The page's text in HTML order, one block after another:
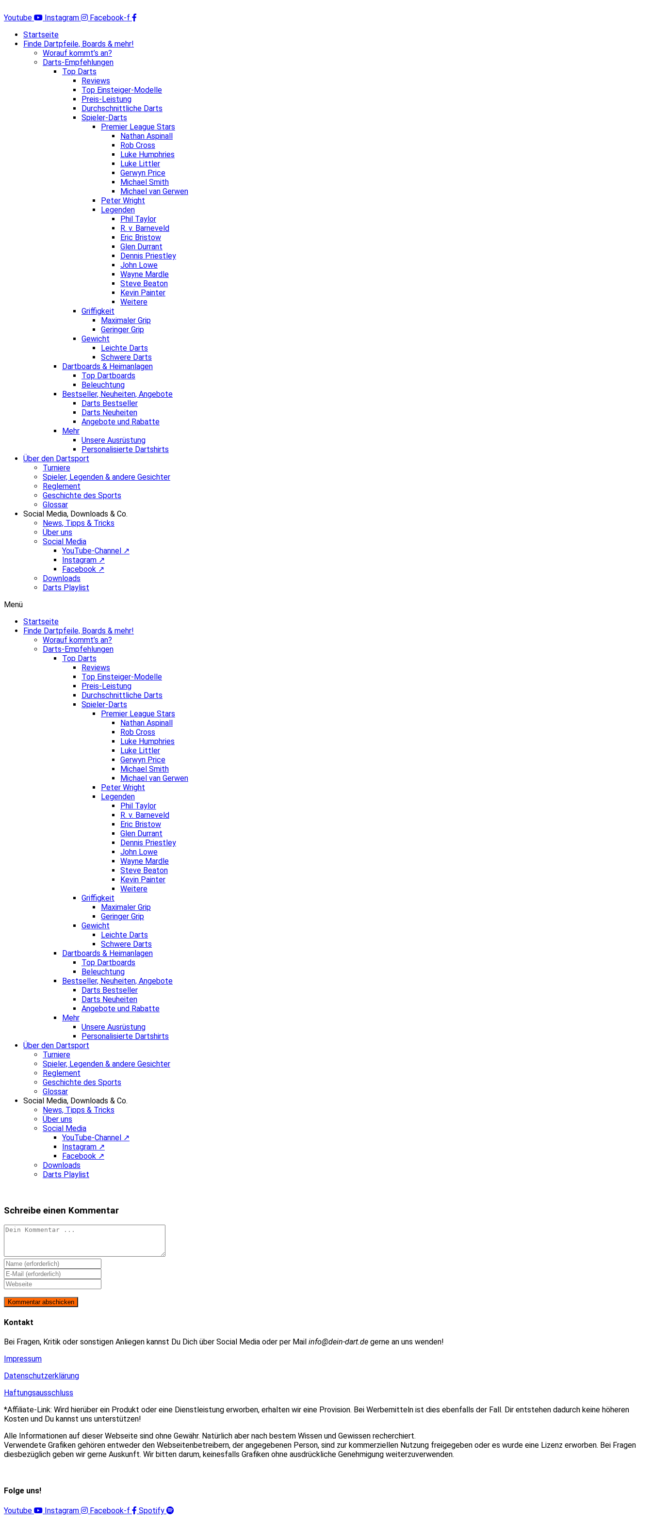
Inhalt
Youtube Instagram
Facebook-f
Startseite
Finde Dartpfeile, Boards & mehr!
Worauf kommt’s an?
Darts-Empfehlungen
Top Darts
Reviews
Top Einsteiger-Modelle
Preis-Leistung
Durchschnittliche Darts
Spieler-Darts
Premier League Stars
Nathan Aspinall
Rob Cross
Luke Humphries
Luke Littler
Gerwyn Price
Michael Smith
Michael van Gerwen
Peter Wright
Legenden
Phil Taylor
R. v. Barneveld
Eric Bristow
Glen Durrant
Dennis Priestley
John Lowe
Wayne Mardle
Steve Beaton
Kevin Painter
Weitere
Griffigkeit
Maximaler Grip
Geringer Grip
Gewicht
Leichte Darts
Schwere Darts
Dartboards & Heimanlagen
Top Dartboards
Beleuchtung
Bestseller, Neuheiten, Angebote
Darts Bestseller
Darts Neuheiten
Angebote und Rabatte
Mehr
Unsere Ausrüstung
Personalisierte Dartshirts
Über den Dartsport
Turniere
Spieler, Legenden & andere Gesichter
Reglement
Geschichte des Sports
Glossar
Social Media, Downloads & Co.
News, Tipps & Tricks
Über uns
Social Media
YouTube-Channel ↗
Instagram ↗
Facebook ↗
Downloads
Darts Playlist
Menü
Startseite
Finde Dartpfeile, Boards & mehr!
Worauf kommt’s an?
Darts-Empfehlungen
Top Darts
Reviews
Top Einsteiger-Modelle
Preis-Leistung
Durchschnittliche Darts
Spieler-Darts
Premier League Stars
Nathan Aspinall
Rob Cross
Luke Humphries
Luke Littler
Gerwyn Price
Michael Smith
Michael van Gerwen
Peter Wright
Legenden
Phil Taylor
R. v. Barneveld
Eric Bristow
Glen Durrant
Dennis Priestley
John Lowe
Wayne Mardle
Steve Beaton
Kevin Painter
Weitere
Griffigkeit
Maximaler Grip
Geringer Grip
Gewicht
Leichte Darts
Schwere Darts
Dartboards & Heimanlagen
Top Dartboards
Beleuchtung
Bestseller, Neuheiten, Angebote
Darts Bestseller
Darts Neuheiten
Angebote und Rabatte
Mehr
Unsere Ausrüstung
Personalisierte Dartshirts
Über den Dartsport
Turniere
Spieler, Legenden & andere Gesichter
Reglement
Geschichte des Sports
Glossar
Social Media, Downloads & Co.
News, Tipps & Tricks
Über uns
Social Media
YouTube-Channel ↗
Instagram ↗
Facebook ↗
Downloads
Darts Playlist
Schreibe einen Kommentar
Kommentieren
Gib
deinen
Namen
oder
Benutzernamen
zum
Kommentieren
ein
Gib
deine
E-
Mail-
Adresse
zum
ein
Gib
Website-
ein
Kontakt
Bei Fragen, Kritik oder sonstigen Anliegen kannst Du Dich über Social Media oder per Mail info@dein-dart.de gerne an uns wenden!
Impressum
Datenschutzerklärung
Haftungsausschluss
*Affiliate-Link: Wird hierüber ein Produkt oder eine Dienstleistung erworben, erhalten wir eine Provision. Bei Werbemitteln ist dies ebenfalls der Fall. Dir entstehen dadurch keine höheren
Kosten und Du kannst uns unterstützen!
Alle Informationen auf dieser Webseite sind ohne Gewähr. Natürlich aber nach bestem Wissen und Gewissen recherchiert.
Verwendete Grafiken gehören entweder den Webseitenbetreibern, der angegebenen Person, sind zur kommerziellen Nutzung freigegeben oder es wurde eine Lizenz erworben. Bei Fragen
diesbezüglich geben wir gerne Auskunft. Wir bitten darum, keinesfalls Grafiken ohne ausdrückliche Genehmigung weiterzuverwenden.
Folge uns!
Youtube Instagram Facebook-f Spotify